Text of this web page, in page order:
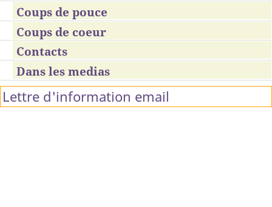
Coups de pouce
Coups de coeur
Contacts
Dans les medias
Lettre d'information email